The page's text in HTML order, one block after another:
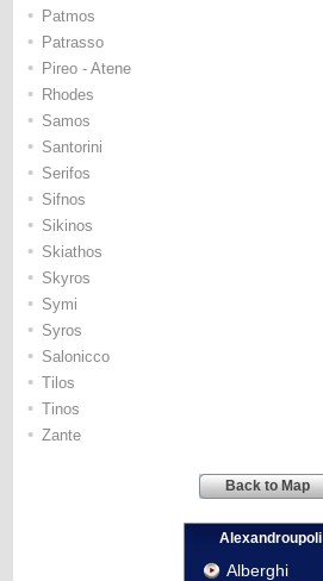
• Patmos
• Patrasso
• Pireo - Atene
• Rhodes
• Samos
• Santorini
• Serifos
• Sifnos
• Sikinos
• Skiathos
• Skyros
• Symi
• Syros
• Salonicco
• Tilos
• Tinos
• Zante
Back to Map
Alexandroupoli
Alberghi